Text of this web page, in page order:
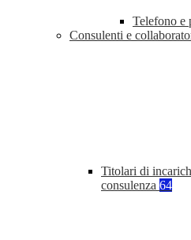
Telefono e
Consulenti e
Titolari di
consulenza 64